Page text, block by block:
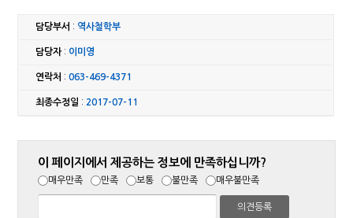
담당부서 : 역사철학부
담당자: 이미영
연락처 :063-469-4371
최종수정일 : 2017-07-11
이 페이지에서 제공하는 정보에 만족하십니까?
매우만족 만족 보통 불만족 매우불만족